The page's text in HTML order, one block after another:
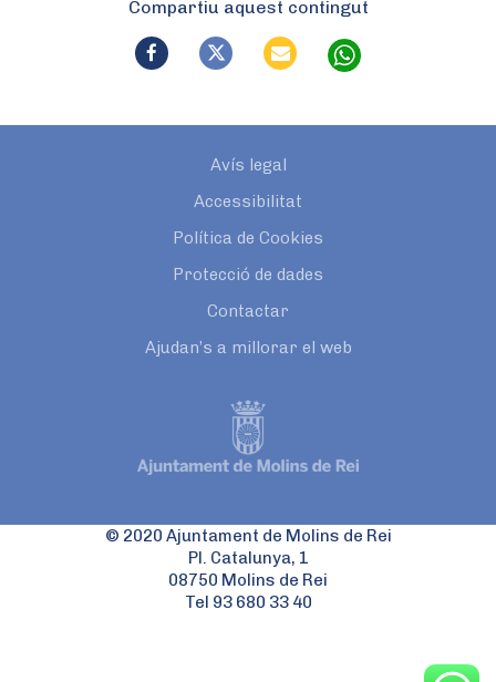
Compartiu aquest contingut
Avís legal
Accessibilitat
Política de Cookies
Protecció de dades
Contactar
Ajudan’s a millorar el web
© 2020 Ajuntament de Molins de Rei
Pl. Catalunya, 1
08750 Molins de Rei
Tel 93 680 33 40